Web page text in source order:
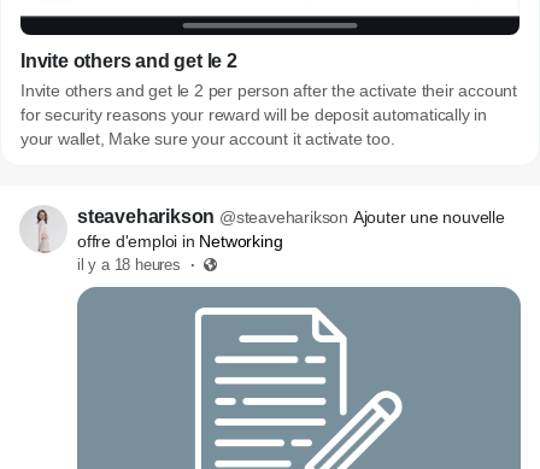
Invite others and get le 2
Invite others and get le 2 per person after the activate their account
for security reasons your reward will be deposit automatically in
your wallet, Make sure your account it activate too.
steaveharikson @steaveharikson Ajouter une nouvelle
offre d'emploi in Networking
il y a 18 heures ·